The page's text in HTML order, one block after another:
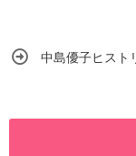
中島優子ヒスト